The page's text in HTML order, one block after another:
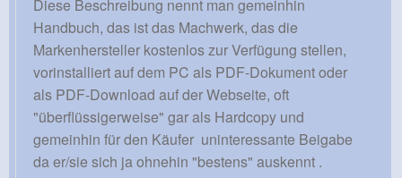
Diese Beschreibung nennt man gemeinhin
Handbuch, das ist das Machwerk, das die
Markenhersteller kostenlos zur Verfügung stellen,
vorinstalliert auf dem PC als PDF-Dokument oder
als PDF-Download auf der Webseite, oft
"überflüssigerweise" gar als Hardcopy und
gemeinhin für den Käufer uninteressante Beigabe
da er/sie sich ja ohnehin "bestens" auskennt .